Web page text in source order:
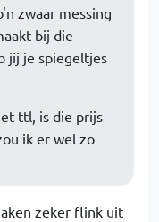
zwaar messing
bij die
jij je spiegeltjes
ttl, is die prijs
ik er wel zo
zeker flink uit